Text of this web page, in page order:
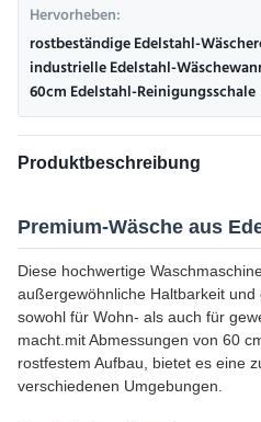
Hervorheben:
rostbeständige Edelstahl-
industrielle Edelstahl-
60cm Edelstahl-Reinigungsschale
Produktbeschreibung
Premium-Wäsche aus
Diese hochwertige
außergewöhnliche Haltbarkeit
sowohl für Wohn- als auch für
macht.mit Abmessungen von 60
rostfestem Aufbau, bietet es eine
verschiedenen Umgebungen.